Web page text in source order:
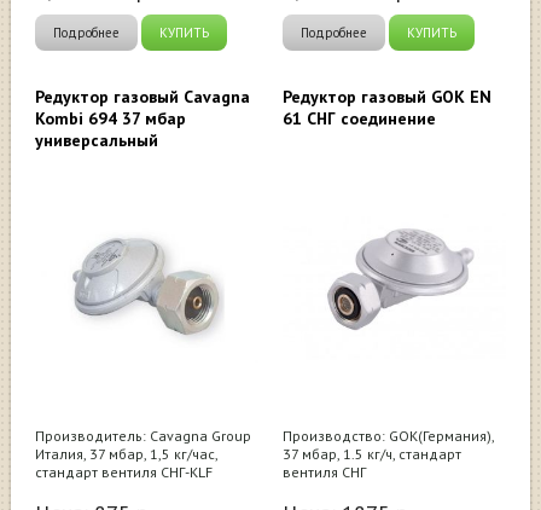
Подробнее КУПИТЬ Подробнее КУПИТЬ
Редуктор газовый Cavagna
Kombi 694 37 мбар
универсальный
Производитель: Cavagna Group
Италия, 37 мбар, 1,5 кг/час,
стандарт вентиля СНГ-KLF
Редуктор газовый GOK EN
61 СНГ соединение
Производство: GOK(Германия),
37 мбар, 1.5 кг/ч, стандарт
вентиля СНГ